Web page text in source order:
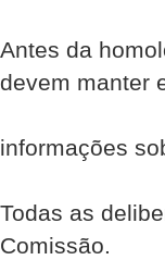
Antes da
devem manter
informações
Todas as
Comissão.